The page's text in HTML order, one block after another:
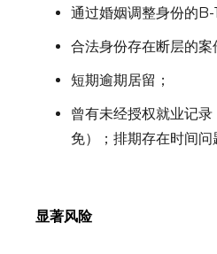
通过婚姻调整身份的B-
合法身份存在断层的案
短期逾期居留；
曾有未经授权就业记
免）；排期存在时间问
显著风险